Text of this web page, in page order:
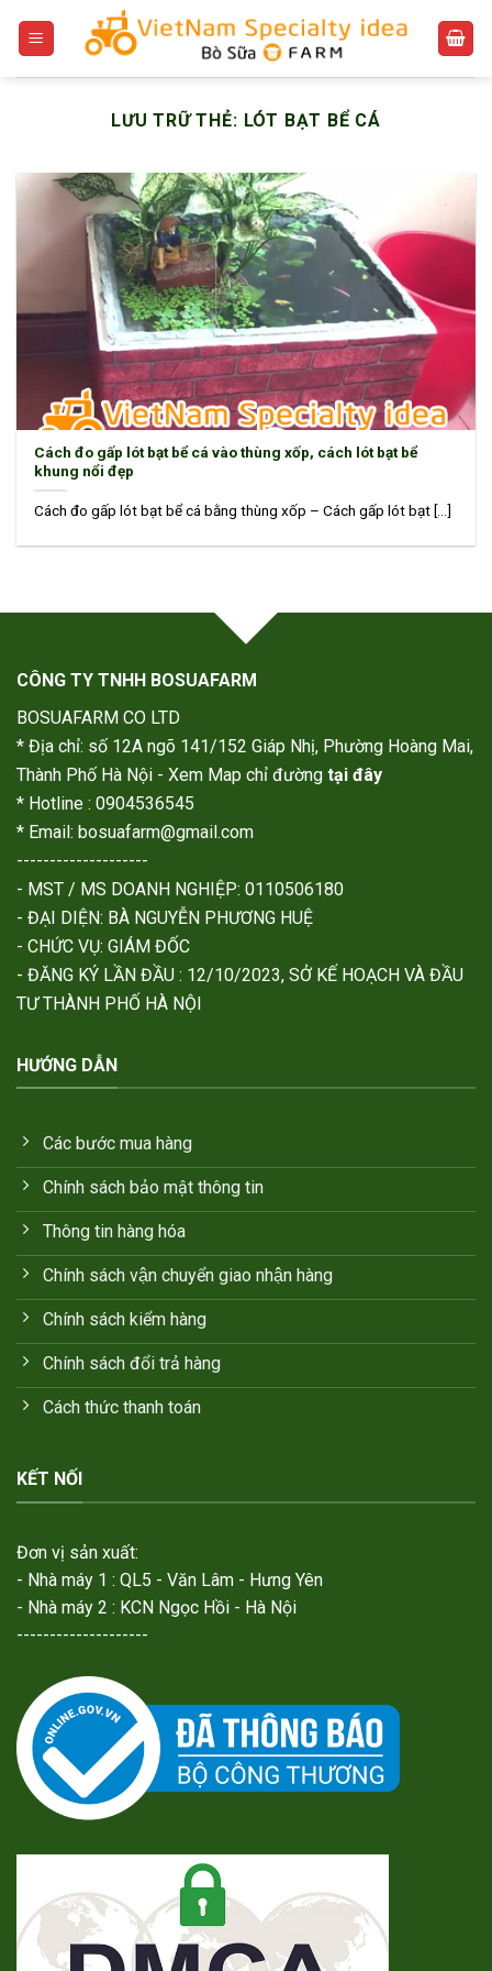
LƯU TRỮ THẺ: LÓT BẠT BỂ CÁ
Cách đo gấp lót bạt bể cá vào thùng xốp, cách lót bạt bể
khung nổi đẹp
Cách đo gấp lót bạt bể cá bằng thùng xốp – Cách gấp lót bạt [...]
CÔNG TY TNHH BOSUAFARM
BOSUAFARM CO LTD
* Địa chỉ: số 12A ngõ 141/152 Giáp Nhị, Phường Hoàng Mai,
Thành Phố Hà Nội - Xem Map chỉ đường tại đây
* Hotline : 0904536545
* Email: bosuafarm@gmail.com
--------------------
- MST / MS DOANH NGHIỆP: 0110506180
- ĐẠI DIỆN: BÀ NGUYỄN PHƯƠNG HUỆ
- CHỨC VỤ: GIÁM ĐỐC
- ĐĂNG KÝ LẦN ĐẦU : 12/10/2023, SỞ KẾ HOẠCH VÀ ĐẦU
TƯ THÀNH PHỐ HÀ NỘI
HƯỚNG DẪN
Các bước mua hàng
Chính sách bảo mật thông tin
Thông tin hàng hóa
Chính sách vận chuyển giao nhận hàng
Chính sách kiểm hàng
Chính sách đổi trả hàng
Cách thức thanh toán
KẾT NỐI
Đơn vị sản xuất:
- Nhà máy 1 : QL5 - Văn Lâm - Hưng Yên
- Nhà máy 2 : KCN Ngọc Hồi - Hà Nội
--------------------